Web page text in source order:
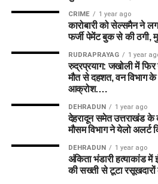
CRIME 1 year ago
कारोबारी को सेल्समैन ने
फर्जी पेमेंट बुक से की ठगी,
RUDRAPRAYAG 1 year
रुद्रप्रयाग: जखोली में फिर
मौत से दहशत, वन विभाग के
आक्रोश….
DEHRADUN 1 year ago
देहरादून समेत उत्तराखंड के
मौसम विभाग ने येलो अलर्ट
DEHRADUN 1 year ago
अंकिता भंडारी हत्याकांड
की सख्ती से टूटा